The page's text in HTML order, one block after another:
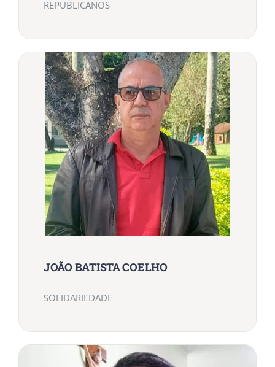
REPUBLICANOS
JOÃO BATISTA COELHO
SOLIDARIEDADE